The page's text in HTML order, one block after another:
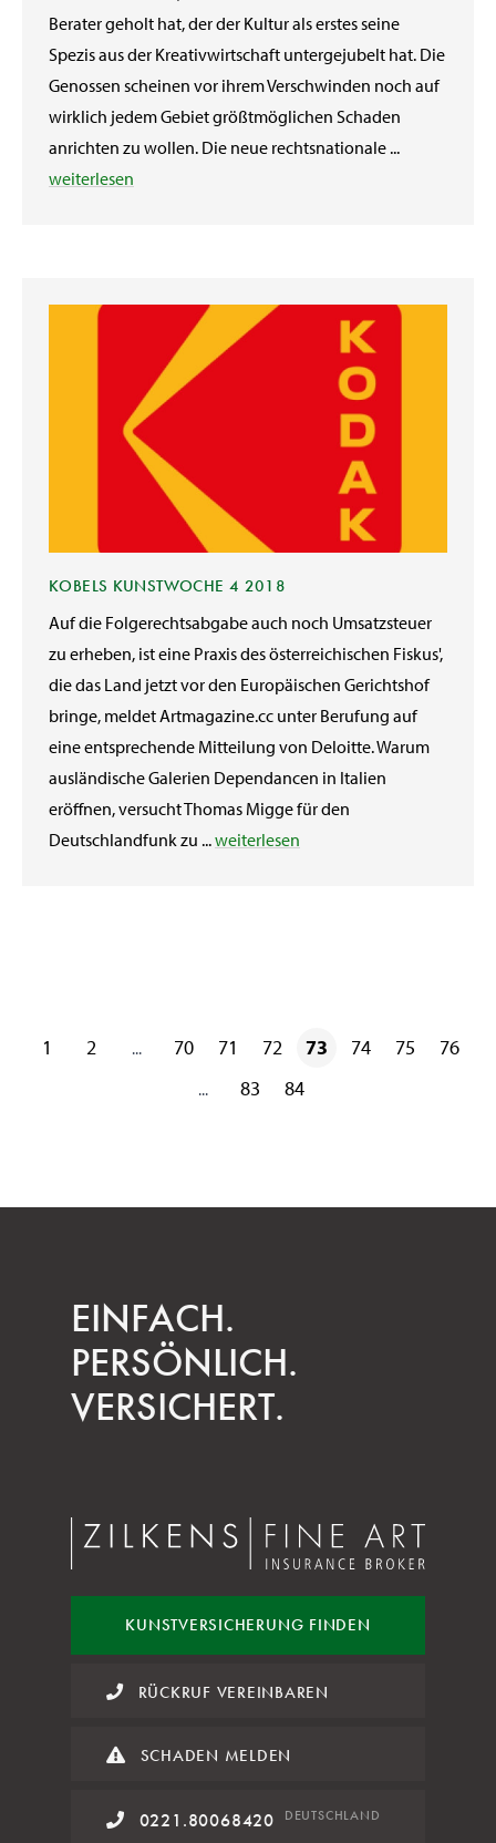
Berater geholt hat, der der Kultur als erstes seine
Spezis aus der Kreativwirtschaft untergejubelt hat. Die
Genossen scheinen vor ihrem Verschwinden noch auf
wirklich jedem Gebiet größtmöglichen Schaden
anrichten zu wollen. Die neue rechtsnationale ...
weiterlesen
KOBELS KUNSTWOCHE 4 2018
Auf die Folgerechtsabgabe auch noch Umsatzsteuer
zu erheben, ist eine Praxis des österreichischen Fiskus',
die das Land jetzt vor den Europäischen Gerichtshof
bringe, meldet Artmagazine.cc unter Berufung auf
eine entsprechende Mitteilung von Deloitte. Warum
ausländische Galerien Dependancen in Italien
eröffnen, versucht Thomas Migge für den
Deutschlandfunk zu ...weiterlesen
1 2 ... 70 71 72 73 74 75 76
... 83 84
EINFACH.
PERSÖNLICH.
VERSICHERT.
KUNSTVERSICHERUNG FINDEN
RÜCKRUF VEREINBAREN
SCHADEN MELDEN
0221.80068420 DEUTSCHLAND